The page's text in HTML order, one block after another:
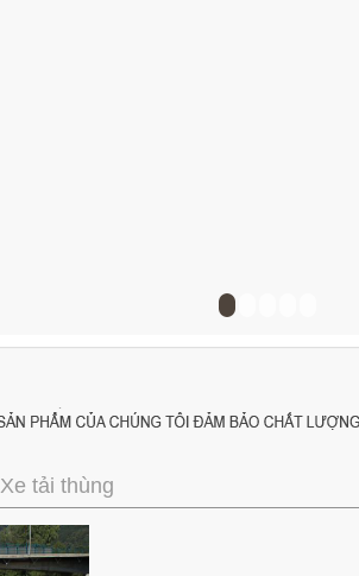
Xe tải thùng